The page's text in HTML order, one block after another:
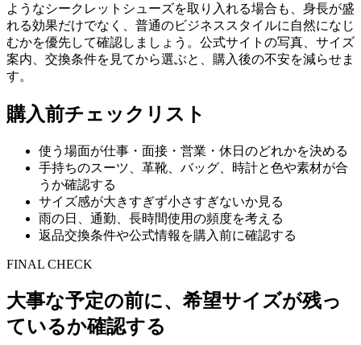
ようなシークレットシューズを取り入れる場合も、身長が盛
れる効果だけでなく、普通のビジネススタイルに自然になじ
むかを優先して確認しましょう。公式サイトの写真、サイズ
案内、交換条件を見てから選ぶと、購入後の不安を減らせま
す。
購入前チェックリスト
使う場面が仕事・面接・営業・休日のどれかを決める
手持ちのスーツ、革靴、バッグ、時計と色や素材が合
うか確認する
サイズ感が大きすぎず小さすぎないか見る
雨の日、通勤、長時間使用の頻度を考える
返品交換条件や公式情報を購入前に確認する
FINAL CHECK
大事な予定の前に、希望サイズが残っ
ているか確認する